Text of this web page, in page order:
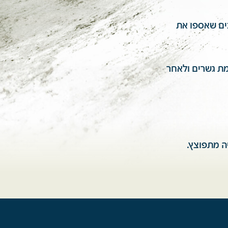
שאספו את
גשרים ולאחר
מתפוצץ.